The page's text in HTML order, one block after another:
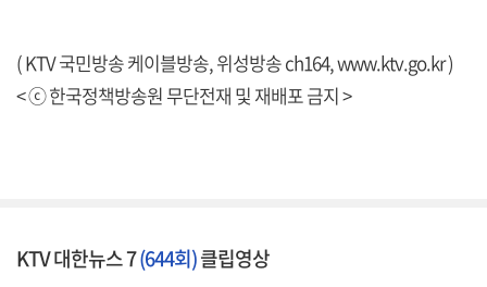
( KTV 국민방송 케이블방송, 위성방송 ch164,www.ktv.go.kr)
< ⓒ 한국정책방송원 무단전재 및 재배포 금지 >
KTV 대한뉴스 7(644회)클립영상